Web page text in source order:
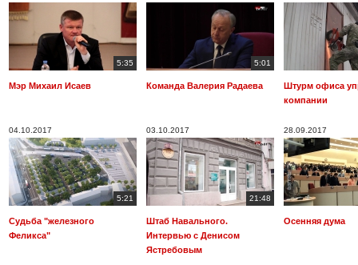
5:35
Мэр Михаил Исаев
5:01
Команда Валерия Радаева
Штурм офиса
компании
04.10.2017
5:21
Судьба "железного
Феликса"
03.10.2017
21:48
Штаб Навального.
Интервью с Денисом
Ястребовым
28.09.2017
Осенняя дума